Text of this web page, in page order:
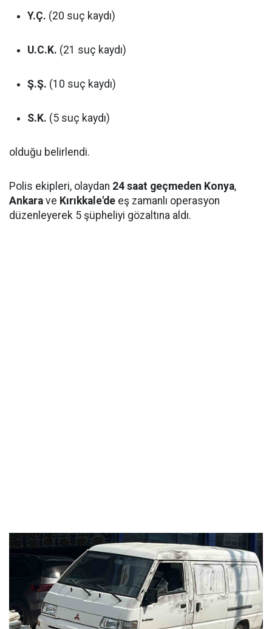
Y.Ç. (20 suç kaydı)
U.C.K. (21 suç kaydı)
Ş.Ş. (10 suç kaydı)
S.K. (5 suç kaydı)
olduğu belirlendi.
Polis ekipleri, olaydan 24 saat geçmeden Konya,
Ankara ve Kırıkkale'de eş zamanlı operasyon
düzenleyerek 5 şüpheliyi gözaltına aldı.